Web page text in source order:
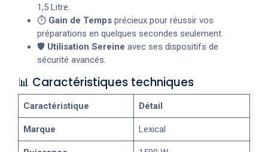
1,5 Litre.
⏱️ Gain de Temps précieux pour réussir vos
préparations en quelques secondes seulement.
🛡️ Utilisation Sereine avec ses dispositifs de
sécurité avancés.
📊 Caractéristiques techniques
Caractéristique Détail
Marque Lexical